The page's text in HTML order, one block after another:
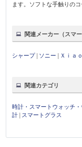
ます。ソフトな手触りの
関連メーカー（スマ
シャープ| ソニー Ｘｉａ
関連カテゴリ
時計・スマートウォッチ
計
スマートグラス